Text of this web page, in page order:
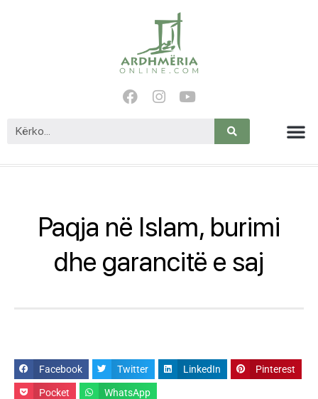
Paqja në Islam, burimi
dhe garancitë e saj
Facebook Twitter LinkedIn Pinterest
Pocket WhatsApp